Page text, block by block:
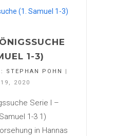
1-3)
STEPHAN POHN
2020
Serie I –
1-3 1)
in Hannas